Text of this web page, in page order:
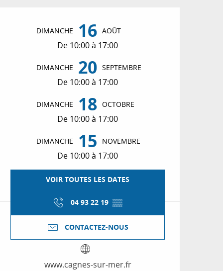
et
DIMANCHE 16 AOÛT
De 10:00 à 17:00
DIMANCHE 20 SEPTEMBRE
De 10:00 à 17:00
DIMANCHE 18 OCTOBRE
De 10:00 à 17:00
DIMANCHE 15 NOVEMBRE
De 10:00 à 17:00
VOIR TOUTES LES DATES
04 93 22 19 ▒▒
CONTACTEZ-NOUS
www.cagnes-sur-mer.fr